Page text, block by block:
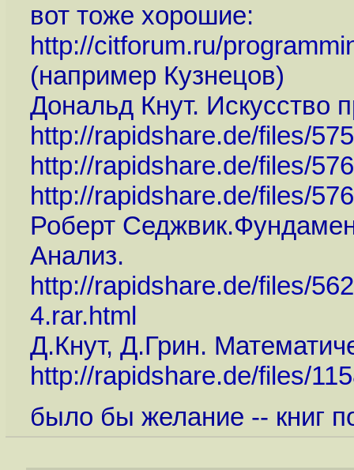
вот тоже хорошие:
http://citforum.ru/
(например Кузнецов)
Дональд Кнут. Искусство
http://rapidshare.de/files/
http://rapidshare.de/files/
http://rapidshare.de/files/
Роберт
Анализ.
http://rapidshare.de/files/
4.rar.html
Д.Кнут, Д.Грин.
http://rapidshare.de/files/
было бы желание -- книг